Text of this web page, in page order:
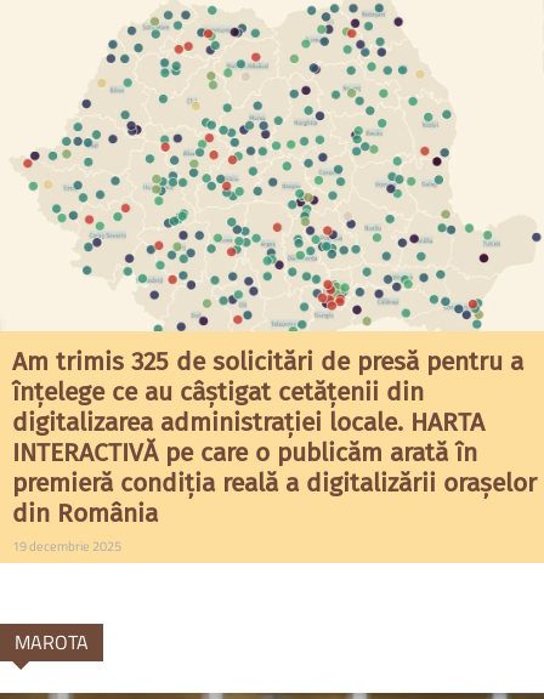
Am trimis 325 de solicitări de presă pentru a
înțelege ce au câștigat cetățenii din
digitalizarea administrației locale. HARTA
INTERACTIVĂ pe care o publicăm arată în
premieră condiția reală a digitalizării orașelor
din România
19 decembrie 2025
MAROTA